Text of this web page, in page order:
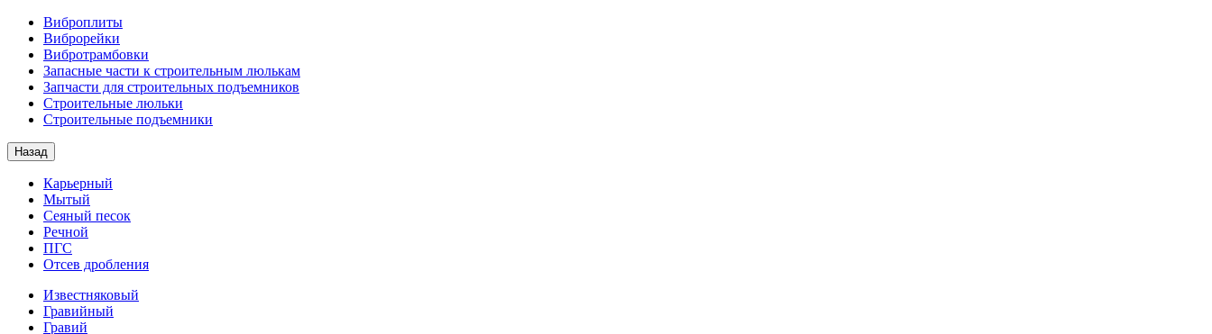
Виброплиты
Виброрейки
Вибротрамбовки
Запасные части к строительным люлькам
Запчасти для строительных подъемников
Строительные люльки
Строительные подъемники
Назад
Карьерный
Мытый
Сеяный песок
Речной
ПГС
Отсев дробления
Известняковый
Гравийный
Гравий